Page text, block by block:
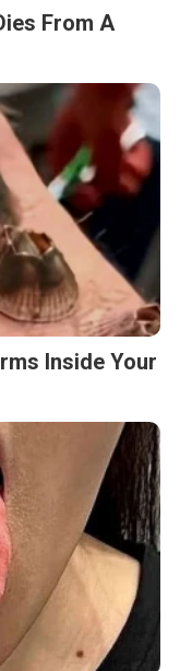
From A
Inside Your